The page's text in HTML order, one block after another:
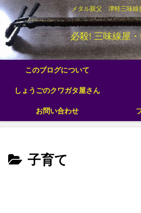
メタル親父 津軽三味線
必殺! 三味線屋
このブログについて
しょうごのクワガタ屋さん
お問い合わせ
子育て